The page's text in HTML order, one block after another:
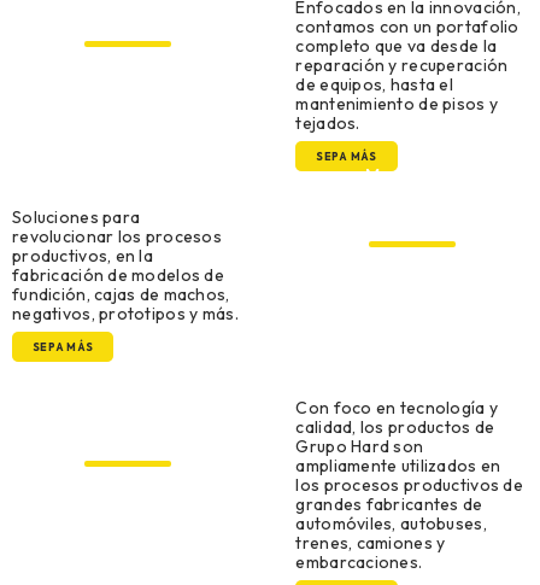
Enfocados en la innovación,
contamos con un portafolio
completo que va desde la
reparación y recuperación
de equipos, hasta el
mantenimiento de pisos y
tejados.
SEPA MÁS
Modelado,
Soluciones para
revolucionar los procesos
productivos, en la
fabricación de modelos de
fundición, cajas de machos,
negativos, prototipos y más.
SEPA MÁS
Con foco en tecnología y
calidad, los productos de
Grupo Hard son
ampliamente utilizados en
los procesos productivos de
grandes fabricantes de
automóviles, autobuses,
trenes, camiones y
embarcaciones.